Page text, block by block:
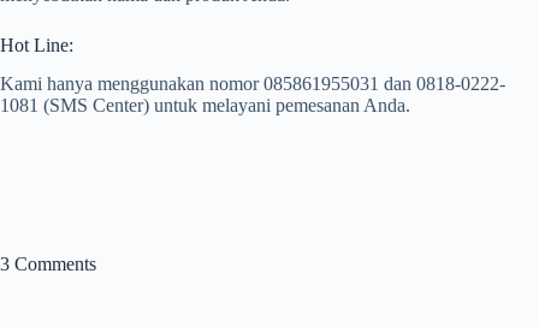
Hot Line:
Kami hanya menggunakan nomor 085861955031 dan 0818-0222-
1081 (SMS Center) untuk melayani pemesanan Anda.
3 Comments